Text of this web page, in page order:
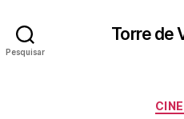
Pesquisar
Torre de